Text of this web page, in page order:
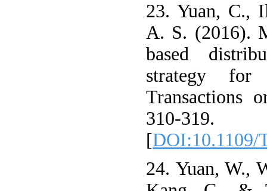
23. Yuan, C.,
A. S. (2016).
based
strategy
Transactions
310-319.
[DOI:10.1109/
24. Yuan, W.,